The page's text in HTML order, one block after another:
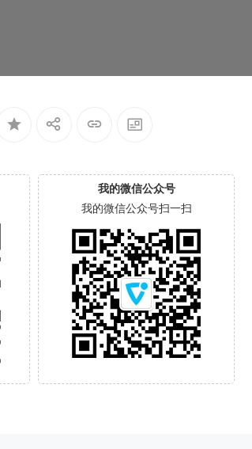
我的微信公众号
我的微信公众号扫一扫